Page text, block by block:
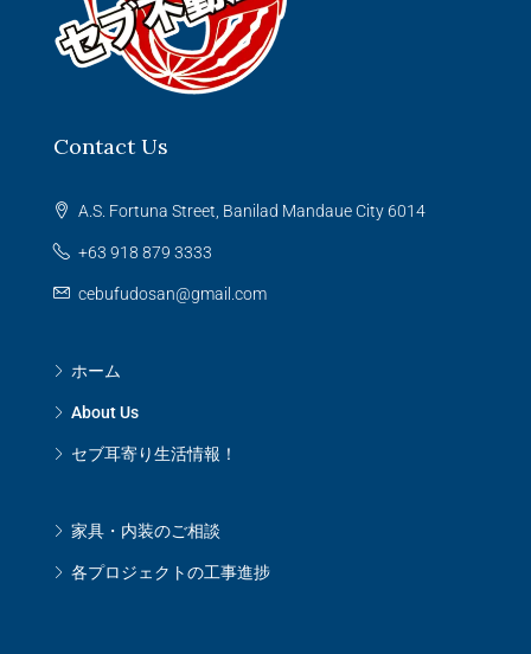
Contact Us
A.S. Fortuna Street, Banilad Mandaue City 6014
+63 918 879 3333
cebufudosan@gmail.com
ホーム
About Us
セブ耳寄り生活情報！
家具・内装のご相談
各プロジェクトの工事進捗